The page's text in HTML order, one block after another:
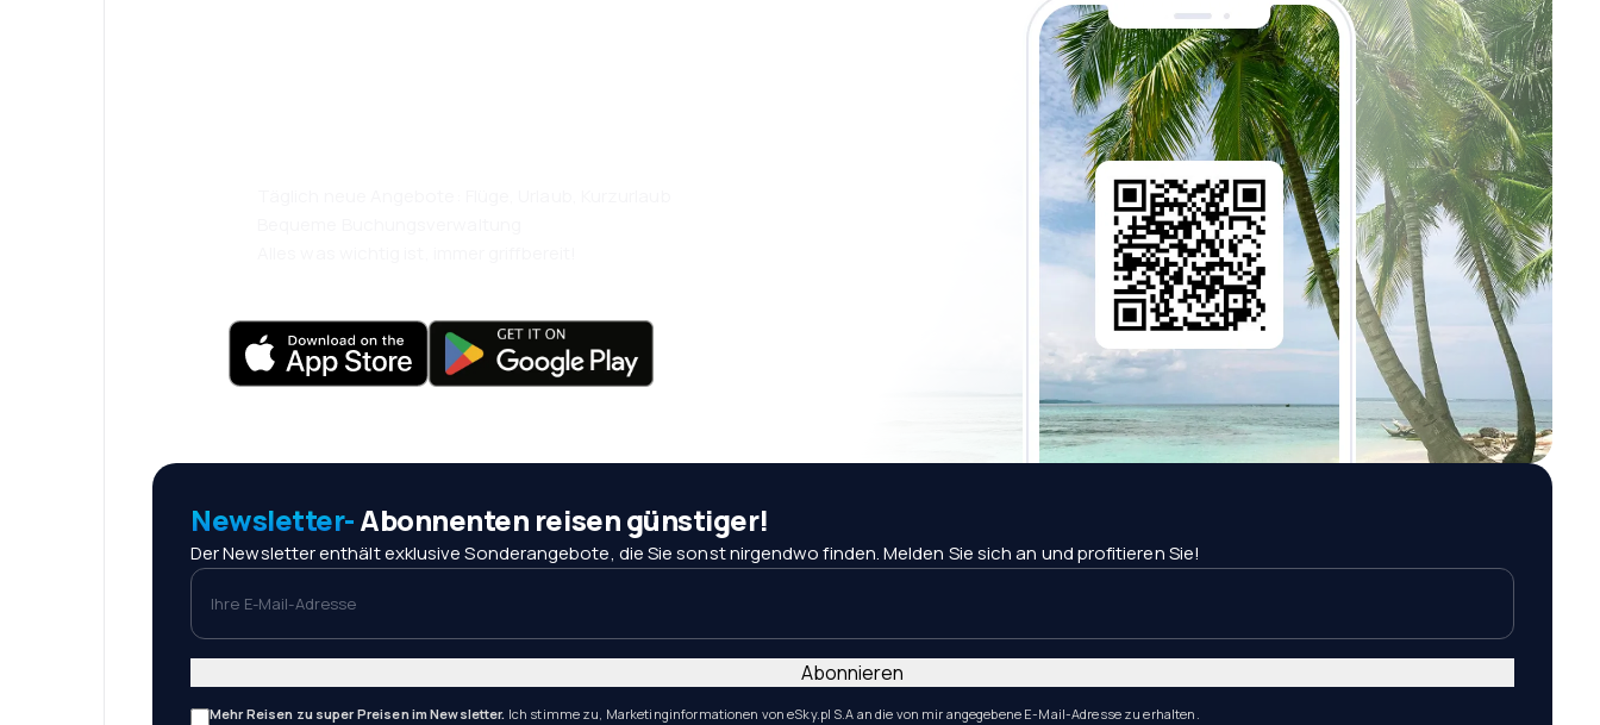
Newsletter-Abonnenten reisen günstiger!
Der Newsletter enthält exklusive Sonderangebote, die Sie sonst nirgendwo finden. Melden Sie sich an und profitieren Sie!
Ihre E-Mail-Adresse
Mehr Reisen zu super Preisen im Newsletter. Ich stimme zu, Marketinginformationen von eSky.pl S.A an die von mir angegebene E-Mail-Adresse zu erhalten.
Abonnieren